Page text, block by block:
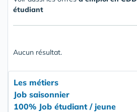
étudiant
Aucun résultat.
Les métiers
Job saisonnier
100% Job étudiant / jeune